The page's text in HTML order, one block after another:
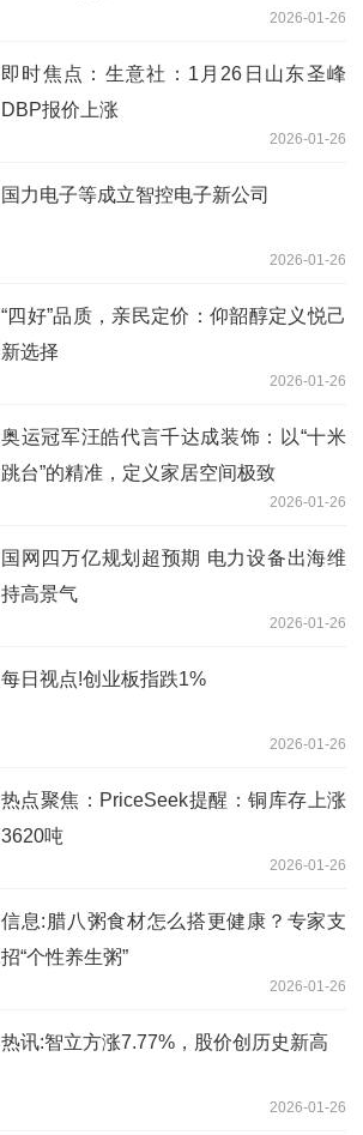
2026-01-26
即时焦点：生意社：1月26日山东圣峰
DBP报价上涨
2026-01-26
国力电子等成立智控电子新公司
2026-01-26
“四好”品质，亲民定价：仰韶醇定义悦己
新选择
2026-01-26
奥运冠军汪皓代言千达成装饰：以“十米
跳台”的精准，定义家居空间极致
2026-01-26
国网四万亿规划超预期 电力设备出海维
持高景气
2026-01-26
每日视点!创业板指跌1%
2026-01-26
热点聚焦：PriceSeek提醒：铜库存上涨
3620吨
2026-01-26
信息:腊八粥食材怎么搭更健康？专家支
招“个性养生粥”
2026-01-26
热讯:智立方涨7.77%，股价创历史新高
2026-01-26